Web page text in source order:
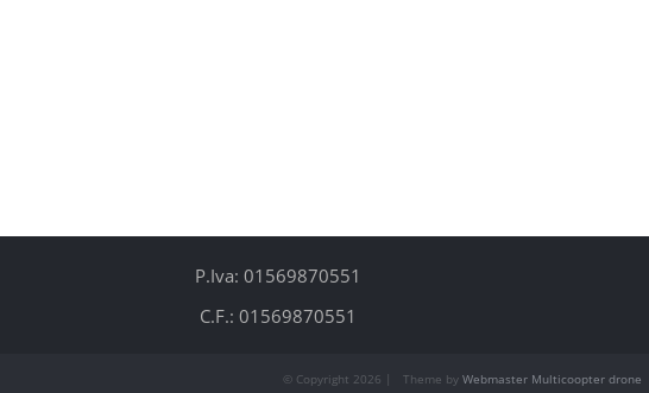
P.Iva: 01569870551
C.F.: 01569870551
© Copyright 2026 | Theme by Webmaster Multicoopter drone